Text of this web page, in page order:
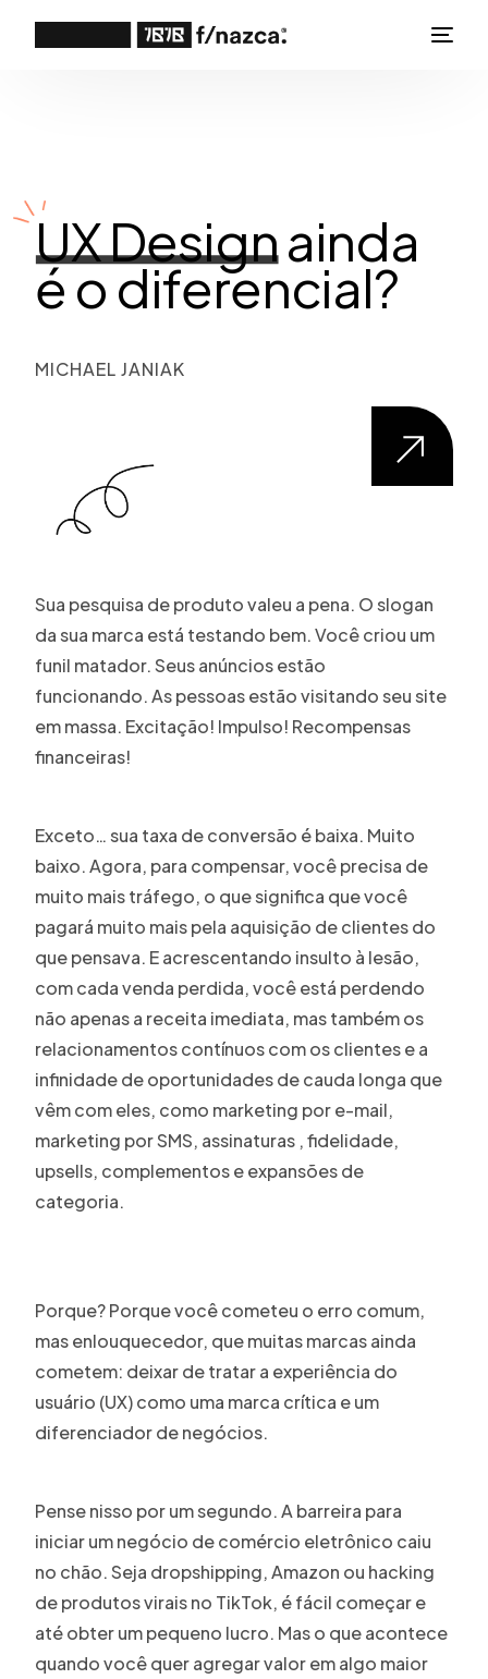
UX Designainda
é o diferencial?
MICHAEL JANIAK
Sua pesquisa de produto valeu a pena. O slogan
da sua marca está testando bem. Você criou um
funil matador. Seus anúncios estão
funcionando. As pessoas estão visitando seu site
em massa. Excitação! Impulso! Recompensas
financeiras!
Exceto… sua taxa de conversão é baixa. Muito
baixo. Agora, para compensar, você precisa de
muito mais tráfego, o que significa que você
pagará muito mais pela aquisição de clientes do
que pensava. E acrescentando insulto à lesão,
com cada venda perdida, você está perdendo
não apenas a receita imediata, mas também os
relacionamentos contínuos com os clientes e a
infinidade de oportunidades de cauda longa que
vêm com eles, como marketing por e-mail,
marketing por SMS, assinaturas , fidelidade,
upsells, complementos e expansões de
categoria.
Porque? Porque você cometeu o erro comum,
mas enlouquecedor, que muitas marcas ainda
cometem: deixar de tratar a experiência do
usuário (UX) como uma marca crítica e um
diferenciador de negócios.
Pense nisso por um segundo. A barreira para
iniciar um negócio de comércio eletrônico caiu
no chão. Seja dropshipping, Amazon ou hacking
de produtos virais no TikTok, é fácil começar e
até obter um pequeno lucro. Mas o que acontece
quando você quer agregar valor em algo maior